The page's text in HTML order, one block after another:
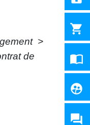
>
de
shopping_cart
import_contacts
supervised_user_circle
question_answer